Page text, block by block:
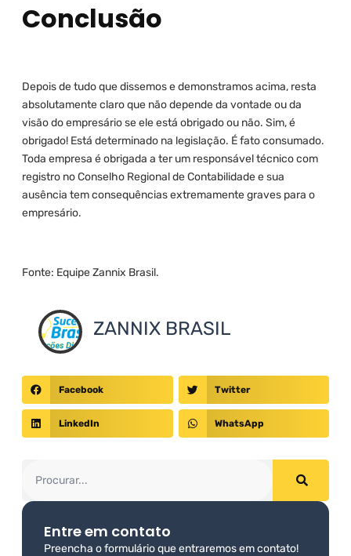
Conclusão
Depois de tudo que dissemos e demonstramos acima, resta
absolutamente claro que não depende da vontade ou da
visão do empresário se ele está obrigado ou não. Sim, é
obrigado! Está determinado na legislação. É fato consumado.
Toda empresa é obrigada a ter um responsável técnico com
registro no Conselho Regional de Contabilidade e sua
ausência tem consequências extremamente graves para o
empresário.
Fonte: Equipe Zannix Brasil.
ZANNIX BRASIL
Facebook Twitter
LinkedIn WhatsApp
Entre em contato
Preencha o formulário que entraremos em contato!